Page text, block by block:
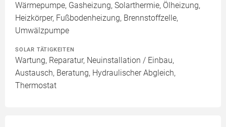
Wärmepumpe, Gasheizung, Solarthermie, Ölheizung,
Heizkörper, Fußbodenheizung, Brennstoffzelle,
Umwälzpumpe
SOLAR TÄTIGKEITEN
Wartung, Reparatur, Neuinstallation / Einbau,
Austausch, Beratung, Hydraulischer Abgleich,
Thermostat